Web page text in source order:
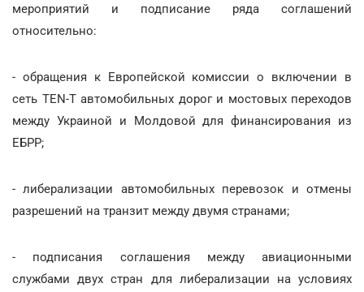
мероприятий и подписание ряда соглашений
относительно:
- обращения к Европейской комиссии о включении в
сеть TEN-T автомобильных дорог и мостовых переходов
между Украиной и Молдовой для финансирования из
ЕБРР;
- либерализации автомобильных перевозок и отмены
разрешений на транзит между двумя странами;
- подписания соглашения между авиационными
службами двух стран для либерализации на условиях